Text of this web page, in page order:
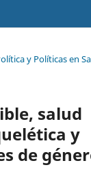
y Políticas en
salud
y
de